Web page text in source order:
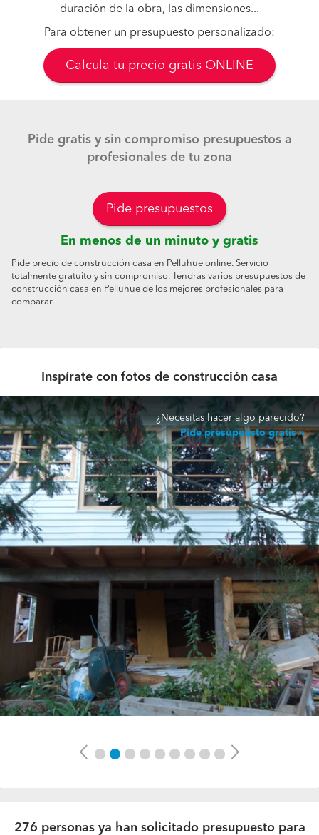
duración de la obra, las dimensiones...
Para obtener un presupuesto personalizado:
Calcula tu precio gratis ONLINE
Pide gratis y sin compromiso presupuestos a
profesionales de tu zona
Pide presupuestos
En menos de un minuto y gratis
Pide precio de construcción casa en Pelluhue online. Servicio
totalmente gratuito y sin compromiso. Tendrás varios presupuestos de
construcción casa en Pelluhue de los mejores profesionales para
comparar.
Inspírate con fotos de construcción casa
¿Necesitas hacer algo parecido?
Pide presupuesto gratis
Previous Next
276 personas ya han solicitado presupuesto para